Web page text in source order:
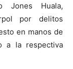
Jones Huala,
por delitos
en manos de
a la respectiva